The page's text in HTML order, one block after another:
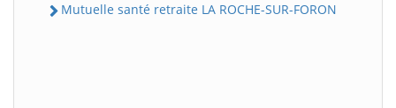
Mutuelle santé retraite LA ROCHE-SUR-FORON